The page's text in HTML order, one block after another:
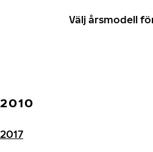
Välj årsmodell
2010
2017